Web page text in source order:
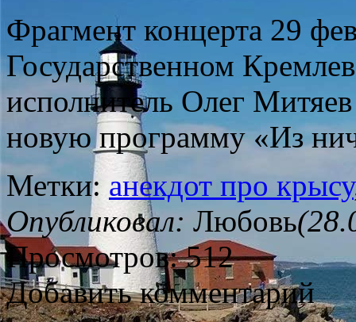
Фрагмент концерта 29
Государственном
исполнитель Олег
новую программу «Из
Метки: анекдот про крысу
Опубликовал: Любовь
Просмотров: 512
Добавить комментарий